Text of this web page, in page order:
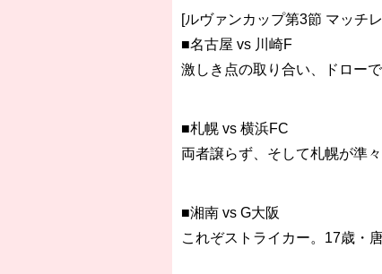
[ルヴァンカップ第3節 マッチ
■名古屋 vs 川崎F
激しき点の取り合い、ドロー
■札幌 vs 横浜FC
両者譲らず、そして札幌が準
■湘南 vs G大阪
これぞストライカー。17歳・